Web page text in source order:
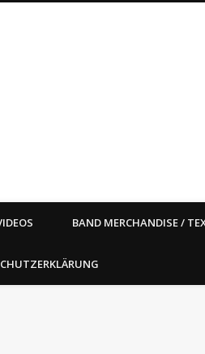
Records – East
BAND MERCHANDISE /